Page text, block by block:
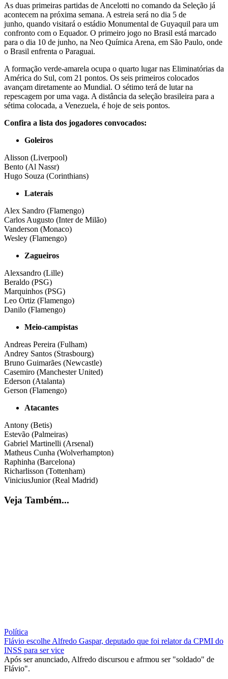
As duas primeiras partidas de Ancelotti no comando da Seleção já
acontecem na próxima semana. A estreia será no dia 5 de
junho, quando visitará o estádio Monumental de Guyaquil para um
confronto com o Equador. O primeiro jogo no Brasil está marcado
para o dia 10 de junho, na Neo Química Arena, em São Paulo, onde
o Brasil enfrenta o Paraguai.
A formação verde-amarela ocupa o quarto lugar nas Eliminatórias da
América do Sul, com 21 pontos. Os seis primeiros colocados
avançam diretamente ao Mundial. O sétimo terá de lutar na
repescagem por uma vaga. A distância da seleção brasileira para a
sétima colocada, a Venezuela, é hoje de seis pontos.
Confira a lista dos jogadores convocados:
Goleiros
Alisson (Liverpool)
Bento (Al Nassr)
Hugo Souza (Corinthians)
Laterais
Alex Sandro (Flamengo)
Carlos Augusto (Inter de Milão)
Vanderson (Monaco)
Wesley (Flamengo)
Zagueiros
Alexsandro (Lille)
Beraldo (PSG)
Marquinhos (PSG)
Leo Ortiz (Flamengo)
Danilo (Flamengo)
Meio-campistas
Andreas Pereira (Fulham)
Andrey Santos (Strasbourg)
Bruno Guimarães (Newcastle)
Casemiro (Manchester United)
Ederson (Atalanta)
Gerson (Flamengo)
Atacantes
Antony (Betis)
Estevão (Palmeiras)
Gabriel Martinelli (Arsenal)
Matheus Cunha (Wolverhampton)
Raphinha (Barcelona)
Richarlisson (Tottenham)
ViniciusJunior (Real Madrid)
Veja Também...
Política
Flávio escolhe Alfredo Gaspar, deputado que foi relator da CPMI do
INSS para ser vice
Após ser anunciado, Alfredo discursou e afrmou ser "soldado" de
Flávio".